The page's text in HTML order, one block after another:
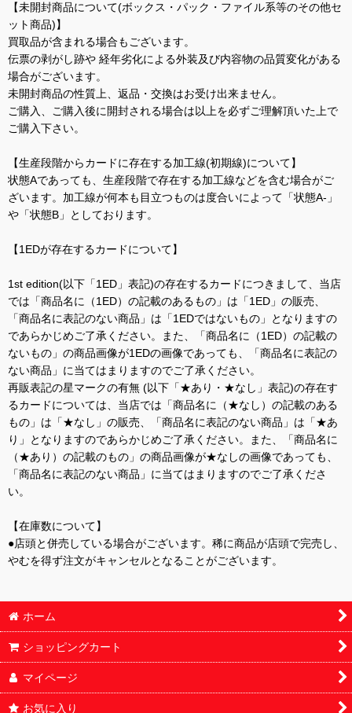
【未開封商品について(ボックス・パック・ファイル系等のその他セ
ット商品)】
買取品が含まれる場合もございます。
伝票の剥がし跡や 経年劣化による外装及び内容物の品質変化がある
場合がございます。
未開封商品の性質上、返品・交換はお受け出来ません。
ご購入、ご購入後に開封される場合は以上を必ずご理解頂いた上で
ご購入下さい。
【生産段階からカードに存在する加工線(初期線)について】
状態Aであっても、生産段階で存在する加工線などを含む場合がご
ざいます。加工線が何本も目立つものは度合いによって「状態A-」
や「状態B」としております。
【1EDが存在するカードについて】
1st edition(以下「1ED」表記)の存在するカードにつきまして、当店
では「商品名に（1ED）の記載のあるもの」は「1ED」の販売、
「商品名に表記のない商品」は「1EDではないもの」となりますの
であらかじめご了承ください。また、「商品名に（1ED）の記載の
ないもの」の商品画像が1EDの画像であっても、「商品名に表記の
ない商品」に当てはまりますのでご了承ください。
再販表記の星マークの有無 (以下「★あり・★なし」表記)の存在す
るカードについては、当店では「商品名に（★なし）の記載のある
もの」は「★なし」の販売、「商品名に表記のない商品」は「★あ
り」となりますのであらかじめご了承ください。また、「商品名に
（★あり）の記載のもの」の商品画像が★なしの画像であっても、
「商品名に表記のない商品」に当てはまりますのでご了承くださ
い。
【在庫数について】
●店頭と併売している場合がございます。稀に商品が店頭で完売し、
やむを得ず注文がキャンセルとなることがございます。
ホーム
ショッピングカート
マイページ
お気に入り